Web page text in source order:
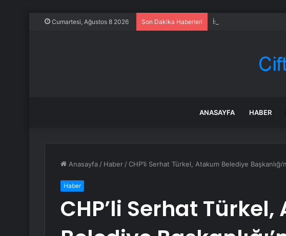
Cumartesi, Ağustos 8 2026 Son Dakika Haberleri İstanbul’da 128 yeni
ANASAYFA HABER
Anasayfa / Haber / CHP’li Serhat Türkel, Atakum Belediye
Haber
CHP’li Serhat